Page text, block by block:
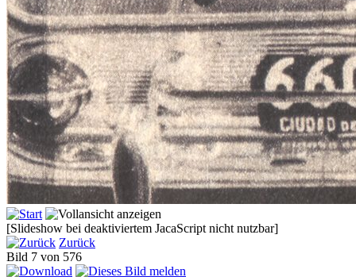
[Slideshow bei deaktiviertem JacaScript nicht nutzbar]
Zurück
Bild 7 von 576